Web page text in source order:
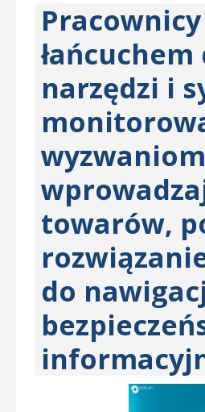
narzędzi i
towarów,
do